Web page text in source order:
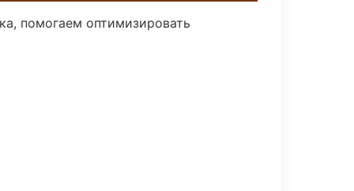
помогаем оптимизировать